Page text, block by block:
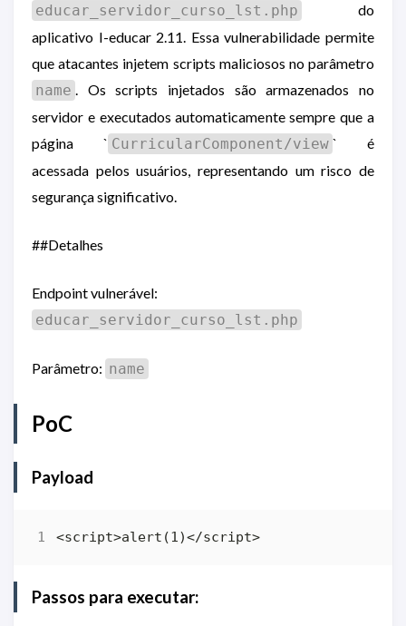
educar_servidor_curso_lst.php
do
aplicativo I-educar 2.11. Essa vulnerabilidade permite
que atacantes injetem scripts maliciosos no parâmetro
name . Os scripts injetados são armazenados no
servidor e executados automaticamente sempre que a
página ` CurricularComponent/view ` é
acessada pelos usuários, representando um risco de
segurança significativo.
##Detalhes
Endpoint vulnerável:
educar_servidor_curso_lst.php
Parâmetro: name
PoC
Payload
Passos para executar: